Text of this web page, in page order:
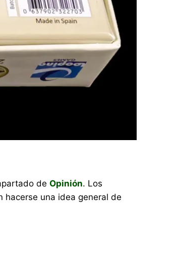
deOpinión. Los
hacerse una idea general de